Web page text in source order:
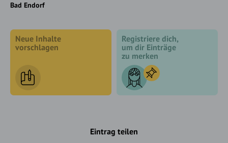
Bad Endorf
Neue Inhalte
vorschlagen
Registriere dich,
um dir Einträge
zu merken
Eintrag teilen